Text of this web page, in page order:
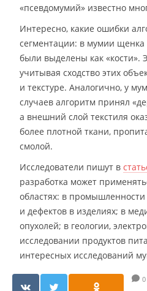
«псевдомумий» известно
Интересно, какие ошибки
сегментации: в мумии щенка
были выделены как «кости».
учитывая сходство этих
и текстуре. Аналогично, у
случаев алгоритм принял
а внешний слой текстиля
более плотной ткани,
смолой.
Исследователи пишут в
разработка может
областях: в
и дефектов в изделиях; в
опухолей; в геологии,
исследовании продуктов
интересных исследований
0